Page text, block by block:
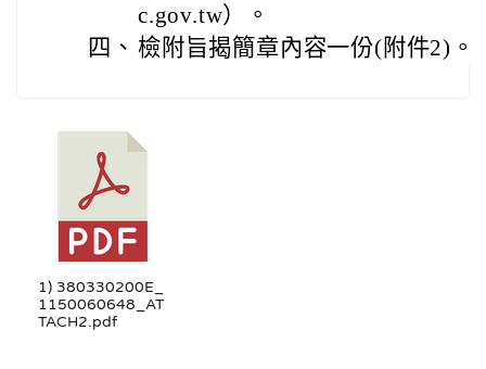
c.gov.tw）。
四、 檢附旨揭簡章內容一份(附件2)。
1) 380330200E_
1150060648_AT
TACH2.pdf